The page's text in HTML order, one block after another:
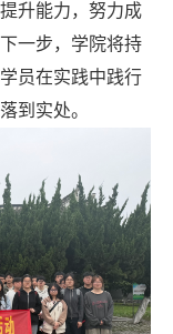
升能力，努力成
一步，学院将持
员在实践中践行
到实处。